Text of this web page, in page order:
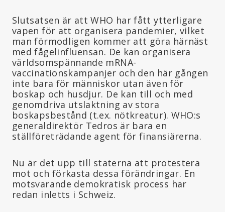
Slutsatsen är att WHO har fått ytterligare
vapen för att organisera pandemier, vilket
man förmodligen kommer att göra härnäst
med fågelinfluensan. De kan organisera
världsomspännande mRNA-
vaccinationskampanjer och den här gången
inte bara för människor utan även för
boskap och husdjur. De kan till och med
genomdriva utslaktning av stora
boskapsbestånd (t.ex. nötkreatur). WHO:s
generaldirektör Tedros är bara en
ställföreträdande agent för finansiärerna.
Nu är det upp till staterna att protestera
mot och förkasta dessa förändringar. En
motsvarande demokratisk process har
redan inletts i Schweiz.